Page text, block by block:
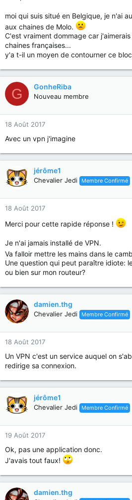
moi qui suis situé en Belgique, je n'ai
aux chaines de Molo.
C'est vraiment dommage car
chaines françaises...
y'a t-il un moyen de contourner ce
G GonheRiba
Nouveau membre
18 Août 2017
Avec un vpn j'imagine
jérôme1
Chevalier Jedi Membre Confirmé
18 Août 2017
Merci pour cette rapide réponse !
Je n'ai jamais installé de VPN.
Va falloir mettre les mains dans le
Une question qui peut paraître idiote:
ou bien sur mon routeur?
damien.thg
Chevalier Jedi Membre Confirmé
18 Août 2017
Un VPN c'est un service auquel on
redirige sa connexion.
jérôme1
Chevalier Jedi Membre Confirmé
19 Août 2017
Ok, pas une application donc.
J'avais tout faux!
damien.thg